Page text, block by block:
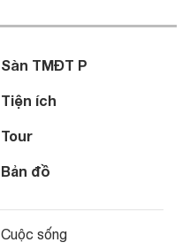
Sàn TMĐT P
Tiện ích
Tour
Bản đồ
Cuộc sống